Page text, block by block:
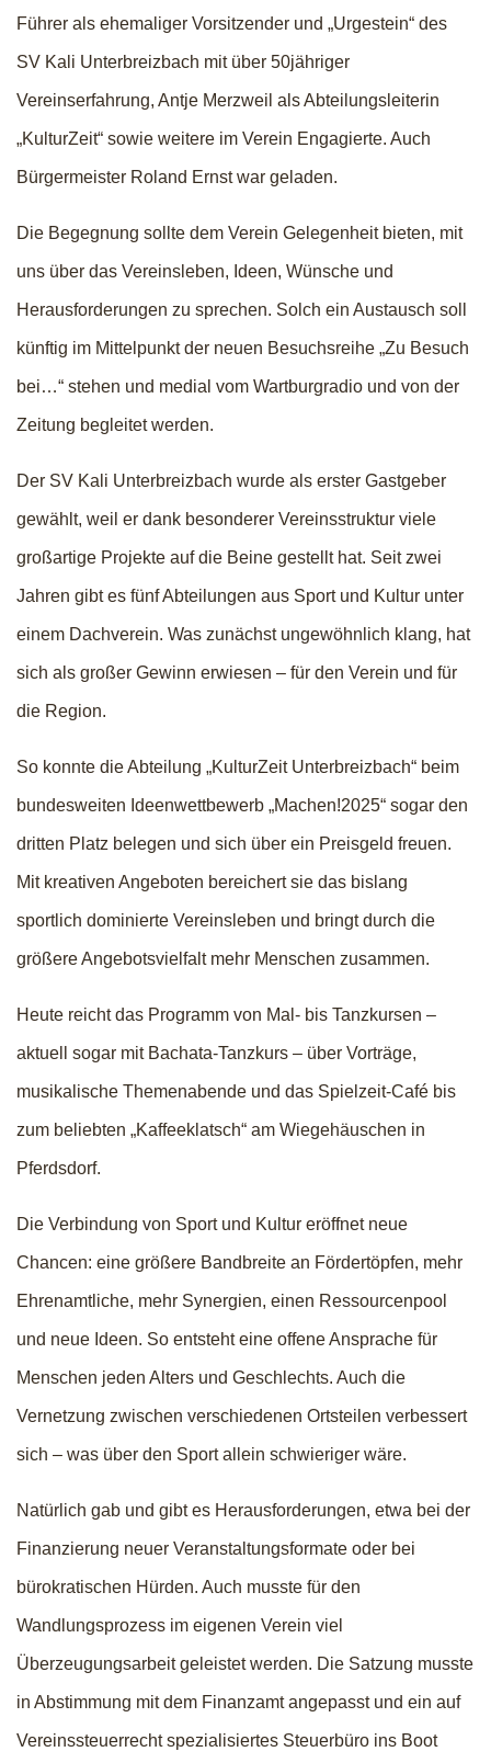
Führer als ehemaliger Vorsitzender und „Urgestein“ des
SV Kali Unterbreizbach mit über 50jähriger
Vereinserfahrung, Antje Merzweil als Abteilungsleiterin
„KulturZeit“ sowie weitere im Verein Engagierte. Auch
Bürgermeister Roland Ernst war geladen.
Die Begegnung sollte dem Verein Gelegenheit bieten, mit
uns über das Vereinsleben, Ideen, Wünsche und
Herausforderungen zu sprechen. Solch ein Austausch soll
künftig im Mittelpunkt der neuen Besuchsreihe „Zu Besuch
bei…“ stehen und medial vom Wartburgradio und von der
Zeitung begleitet werden.
Der SV Kali Unterbreizbach wurde als erster Gastgeber
gewählt, weil er dank besonderer Vereinsstruktur viele
großartige Projekte auf die Beine gestellt hat. Seit zwei
Jahren gibt es fünf Abteilungen aus Sport und Kultur unter
einem Dachverein. Was zunächst ungewöhnlich klang, hat
sich als großer Gewinn erwiesen – für den Verein und für
die Region.
So konnte die Abteilung „KulturZeit Unterbreizbach“ beim
bundesweiten Ideenwettbewerb „Machen!2025“ sogar den
dritten Platz belegen und sich über ein Preisgeld freuen.
Mit kreativen Angeboten bereichert sie das bislang
sportlich dominierte Vereinsleben und bringt durch die
größere Angebotsvielfalt mehr Menschen zusammen.
Heute reicht das Programm von Mal- bis Tanzkursen –
aktuell sogar mit Bachata-Tanzkurs – über Vorträge,
musikalische Themenabende und das Spielzeit-Café bis
zum beliebten „Kaffeeklatsch“ am Wiegehäuschen in
Pferdsdorf.
Die Verbindung von Sport und Kultur eröffnet neue
Chancen: eine größere Bandbreite an Fördertöpfen, mehr
Ehrenamtliche, mehr Synergien, einen Ressourcenpool
und neue Ideen. So entsteht eine offene Ansprache für
Menschen jeden Alters und Geschlechts. Auch die
Vernetzung zwischen verschiedenen Ortsteilen verbessert
sich – was über den Sport allein schwieriger wäre.
Natürlich gab und gibt es Herausforderungen, etwa bei der
Finanzierung neuer Veranstaltungsformate oder bei
bürokratischen Hürden. Auch musste für den
Wandlungsprozess im eigenen Verein viel
Überzeugungsarbeit geleistet werden. Die Satzung musste
in Abstimmung mit dem Finanzamt angepasst und ein auf
Vereinssteuerrecht spezialisiertes Steuerbüro ins Boot